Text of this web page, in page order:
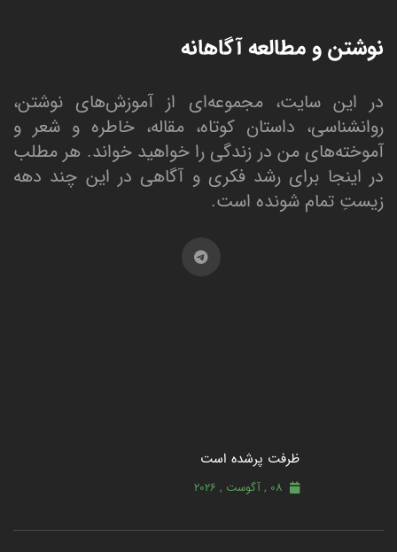
نوشتن و مطالعه آگاهانه
در این سایت، مجموعه‌ای از آموزش‌های نوشتن،
روانشناسی، داستان کوتاه، مقاله، خاطره و شعر و
آموخته‌های من در زندگی را خواهید خواند. هر مطلب
در اینجا برای رشد فکری و آگاهی در این چند دهه
زیستِ تمام شونده است.
ظرفت پرشده‌ است
08 , آگوست , 2026